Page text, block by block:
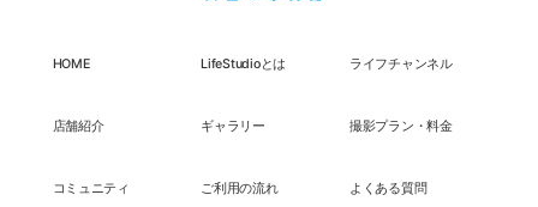
HOME LifeStudioとは ライフチャンネル
店舗紹介 ギャラリー 撮影プラン・料金
コミュニティ ご利用の流れ よくある質問